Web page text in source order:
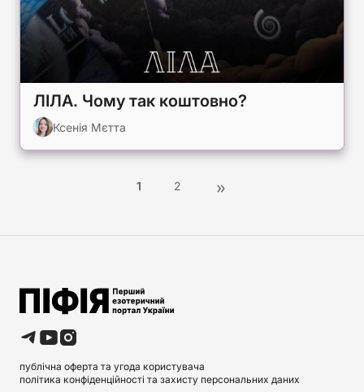
ЛІЛА. Чому так коштовно?
Ксенія Мєтта
1 2
публічна оферта та угода користувача
політика конфіденційності та захисту персональних даних